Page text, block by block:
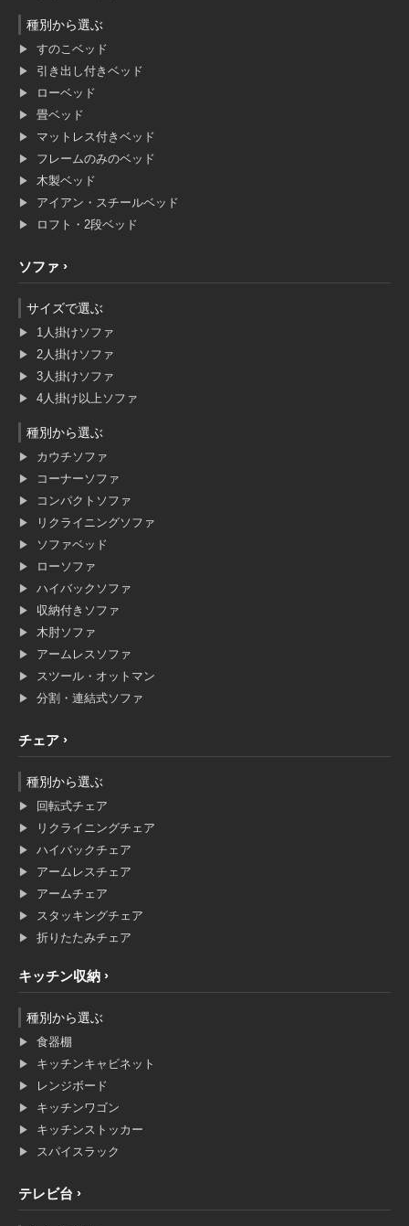
種別から選ぶ
すのこベッド
引き出し付きベッド
ローベッド
畳ベッド
マットレス付きベッド
フレームのみのベッド
木製ベッド
アイアン・スチールベッド
ロフト・2段ベッド
ソファ
サイズで選ぶ
1人掛けソファ
2人掛けソファ
3人掛けソファ
4人掛け以上ソファ
種別から選ぶ
カウチソファ
コーナーソファ
コンパクトソファ
リクライニングソファ
ソファベッド
ローソファ
ハイバックソファ
収納付きソファ
木肘ソファ
アームレスソファ
スツール・オットマン
分割・連結式ソファ
チェア
種別から選ぶ
回転式チェア
リクライニングチェア
ハイバックチェア
アームレスチェア
アームチェア
スタッキングチェア
折りたたみチェア
キッチン収納
種別から選ぶ
食器棚
キッチンキャビネット
レンジボード
キッチンワゴン
キッチンストッカー
スパイスラック
テレビ台